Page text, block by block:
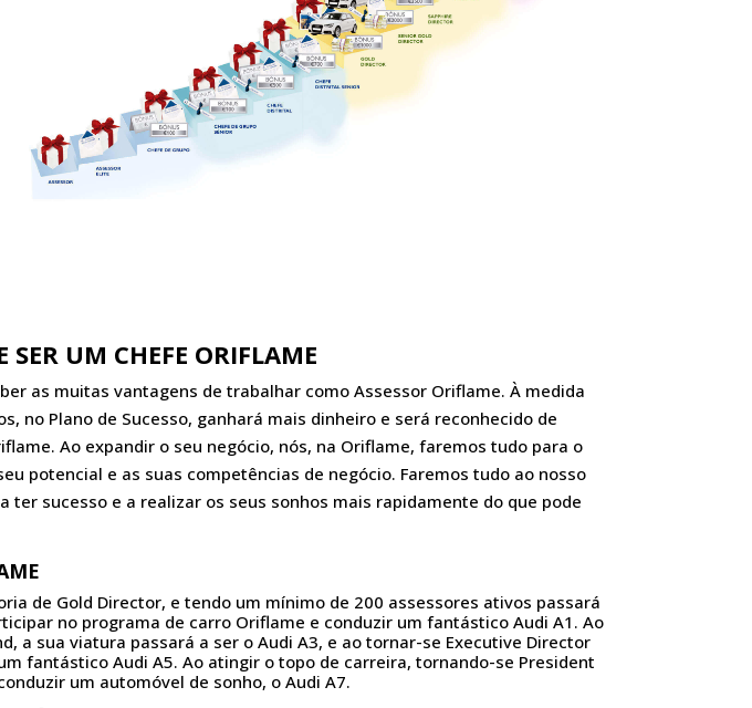
SER UM CHEFE ORIFLAME
as muitas vantagens de trabalhar como Assessor Oriflame. À medida
no Plano de Sucesso, ganhará mais dinheiro e será reconhecido de
Ao expandir o seu negócio, nós, na Oriflame, faremos tudo para o
potencial e as suas competências de negócio. Faremos tudo ao nosso
ter sucesso e a realizar os seus sonhos mais rapidamente do que pode
de Gold Director, e tendo um mínimo de 200 assessores ativos passará
no programa de carro Oriflame e conduzir um fantástico Audi A1. Ao
a sua viatura passará a ser o Audi A3, e ao tornar-se Executive Director
fantástico Audi A5. Ao atingir o topo de carreira, tornando-se President
um automóvel de sonho, o Audi A7.